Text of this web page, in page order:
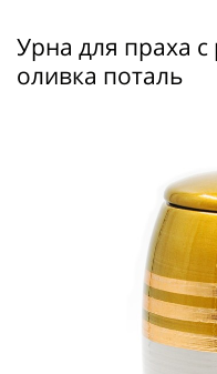
Урна для праха
оливка поталь